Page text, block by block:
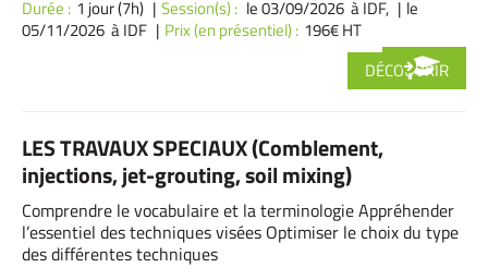
Durée : 1 jour (7h) Session(s) : le 03/09/2026 à IDF,
le
05/11/2026 à IDF
Prix (en présentiel) : 196€ HT
DÉCOUVRIR
LES TRAVAUX SPECIAUX (Comblement,
injections, jet-grouting, soil mixing)
Comprendre le vocabulaire et la terminologie Appréhender
l’essentiel des techniques visées Optimiser le choix du type
des différentes techniques